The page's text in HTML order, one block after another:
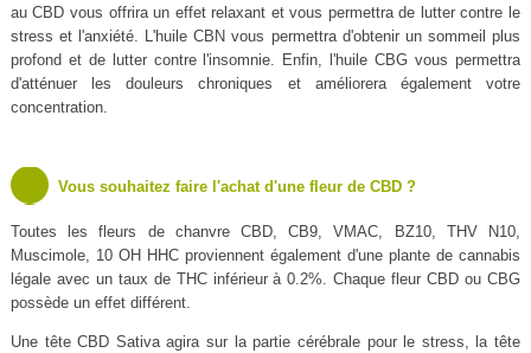
au CBD vous offrira un effet relaxant et vous permettra de lutter contre le
stress et l'anxiété. L'huile CBN vous permettra d'obtenir un sommeil plus
profond et de lutter contre l'insomnie. Enfin, l'huile CBG vous permettra
d'atténuer les douleurs chroniques et améliorera également votre
concentration.
Vous souhaitez faire l'achat d'une fleur de CBD ?
Toutes les fleurs de chanvre CBD, CB9, VMAC, BZ10, THV N10,
Muscimole, 10 OH HHC proviennent également d'une plante de cannabis
légale avec un taux de THC inférieur à 0.2%. Chaque fleur CBD ou CBG
possède un effet différent.
Une tête CBD Sativa agira sur la partie cérébrale pour le stress, la tête